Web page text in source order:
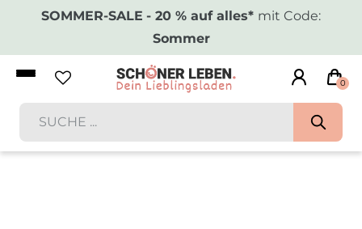
SOMMER-SALE - 20 % auf alles* mit Code:
Sommer
0